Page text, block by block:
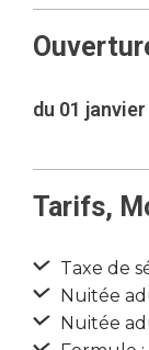
du 01
Tarifs,
Taxe de
Nuitée
Nuitée